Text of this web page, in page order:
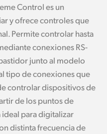
Control es un
y ofrece controles que
Permite controlar hasta
conexiones RS-
junto al modelo
tipo de conexiones que
controlar dispositivos de
de los puntos de
ideal para digitalizar
distinta frecuencia de